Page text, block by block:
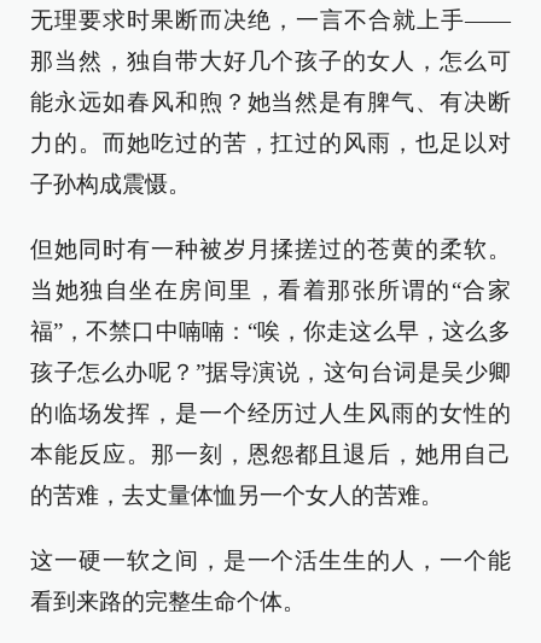
无理要求时果断而决绝，一言不合就上手——
那当然，独自带大好几个孩子的女人，怎么可
能永远如春风和煦？她当然是有脾气、有决断
力的。而她吃过的苦，扛过的风雨，也足以对
子孙构成震慑。
但她同时有一种被岁月揉搓过的苍黄的柔软。
当她独自坐在房间里，看着那张所谓的“合家
福”，不禁口中喃喃：“唉，你走这么早，这么多
孩子怎么办呢？”据导演说，这句台词是吴少卿
的临场发挥，是一个经历过人生风雨的女性的
本能反应。那一刻，恩怨都且退后，她用自己
的苦难，去丈量体恤另一个女人的苦难。
这一硬一软之间，是一个活生生的人，一个能
看到来路的完整生命个体。